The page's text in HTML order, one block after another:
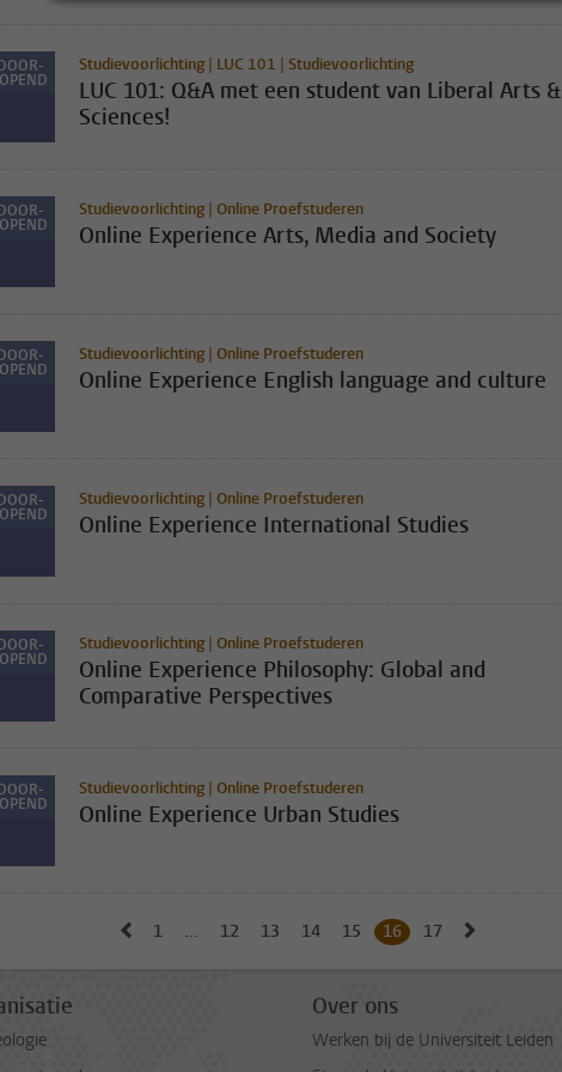
Studievoorlichting | LUC 101 | Studievoorlichting
LUC 101: Q&A met een student van Liberal Arts &
Sciences!
Studievoorlichting | Online Proefstuderen
Online Experience Arts, Media and Society
Studievoorlichting | Online Proefstuderen
Online Experience English language and culture
Studievoorlichting | Online Proefstuderen
Online Experience International Studies
Studievoorlichting | Online Proefstuderen
Online Experience Philosophy: Global and
Comparative Perspectives
Studievoorlichting | Online Proefstuderen
Online Experience Urban Studies
Naar vorige pagina, pagina 15
Naar eerste pagina, pagina
1 ... Naar pagina
12 Naar pagina
13 Naar pagina
14 Naar pagina
15 Huidige pagina, pagina
16 Naar pagina
17
Over ons
Werken bij de Universiteit Leiden